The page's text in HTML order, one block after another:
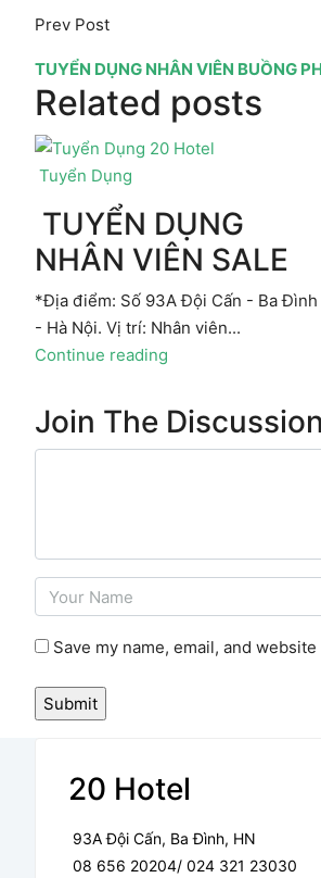
Prev Post
TUYỂN DỤNG NHÂN VIÊN BUỒNG
Related posts
Tuyển Dụng
TUYỂN DỤNG
NHÂN VIÊN SALE
*Địa điểm: Số 93A Đội Cấn - Ba Đình
- Hà Nội. Vị trí: Nhân viên...
Continue reading
Join The Discussion
Save my name, email, and
20 Hotel
93A Đội Cấn, Ba Đình, HN
08 656 20204/ 024 321 23030